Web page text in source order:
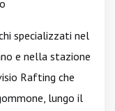
specializzati nel
e nella stazione
Rafting che
lungo il